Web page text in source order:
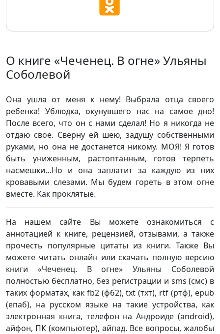
О книге «Чеченец. В огне» Ульяны
Соболевой
Она ушла от меня к нему! Выбрала отца своего
ребенка! Ублюдка, окунувшего нас на самое дно!
После всего, что он с нами сделал! Но я никогда не
отдаю свое. Сверну ей шею, задушу собственными
руками, но она не достанется никому. МОЯ! Я готов
быть униженным, растоптанным, готов терпеть
насмешки…Но и она заплатит за каждую из них
кровавыми слезами. Мы будем гореть в этом огне
вместе. Как проклятые.
На нашем сайте Вы можете ознакомиться с
аннотацией к книге, рецензией, отзывами, а также
прочесть популярные цитаты из книги. Также Вы
можете читать онлайн или скачать полную версию
книги «Чеченец. В огне» Ульяны Соболевой
полностью бесплатно, без регистрации и sms (смс) в
таких форматах, как fb2 (фб2), txt (тхт), rtf (ртф), epub
(епаб), на русском языке на такие устройства, как
электронная книга, телефон на Андроиде (android),
айфон, ПК (компьютер), айпад. Все вопросы, жалобы